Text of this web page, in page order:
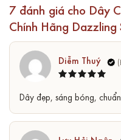
7 đánh giá cho Dây
Chính Hãng
hạng55
sao
Diễm Thuý
Dây đẹp, sáng bóng,